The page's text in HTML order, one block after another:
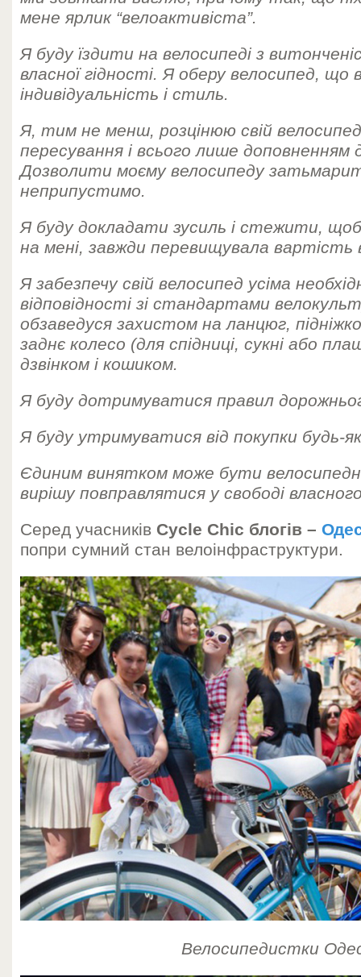
мене ярлик “велоактивіста”.
Я буду їздити на велосипеді з
власної гідності. Я оберу велосипед, що
індивідуальність і стиль.
Я, тим не менш, розцінюю свій велосипед
пересування і всього лише
Дозволити моєму велосипеду
неприпустимо.
Я буду докладати зусиль і стежити,
на мені, завжди перевищувала вартість
Я забезпечу свій велосипед усіма
відповідності зі стандартами
обзаведуся захистом на ланцюг,
заднє колесо (для спідниці, сукні або
дзвінком і кошиком.
Я буду дотримуватися правил
Я буду утримуватися від покупки будь-
Єдиним винятком може бути
вирішу повправлятися у свободі
Серед учасників Cycle Chic блогів –
попри сумний стан велоінфраструктури.
Велосипедистки